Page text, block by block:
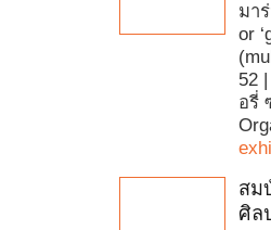
มา
or
52
อรี่
สม
ศิล